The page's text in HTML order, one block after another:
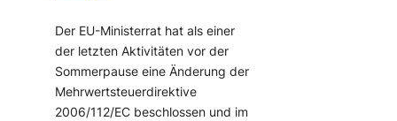
Der EU-Ministerrat hat als einer
der letzten Aktivitäten vor der
Sommerpause eine Änderung der
Mehrwertsteuerdirektive
2006/112/EC beschlossen und im